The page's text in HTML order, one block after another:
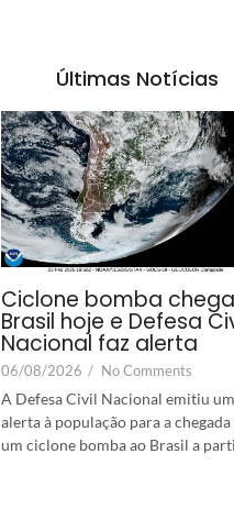
Últimas Notícias
Ciclone bomba
Brasil hoje e Defesa
Nacional faz alerta
06/08/2026 / No Comments
A Defesa Civil Nacional emitiu um
alerta à população para a chegada
um ciclone bomba ao Brasil a